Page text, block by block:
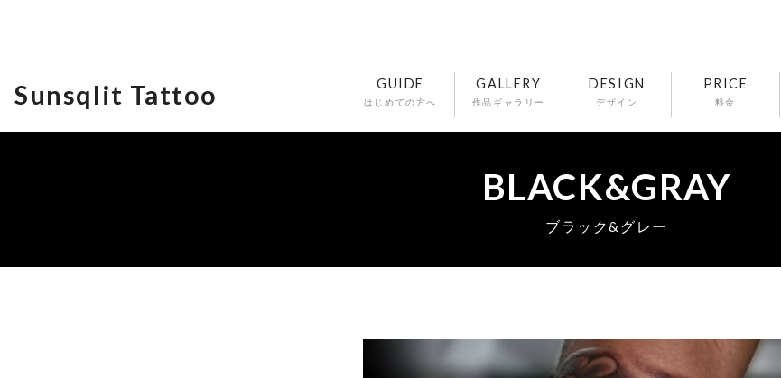
Sunsqlit Tattoo GUIDE
はじめての方へ
GALLERY
作品ギャラリー
DESIGN
デザイン
PRICE
料金
BLACK&GRAY
ブラック&グレー